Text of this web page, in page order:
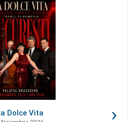
Dolce Vita